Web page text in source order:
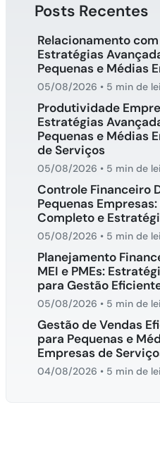
Posts Recentes
Relacionamento
Estratégias
Pequenas e Médias
05/08/2026 • 5 min de
Produtividade
Estratégias
Pequenas e Médias
de Serviços
05/08/2026 • 5 min de
Controle Financeiro
Pequenas Empresas:
Completo e
05/08/2026 • 5 min de
Planejamento
MEI e PMEs:
para Gestão
05/08/2026 • 5 min de
Gestão de Vendas
para Pequenas e
Empresas de
04/08/2026 • 5 min de